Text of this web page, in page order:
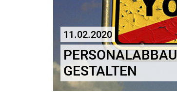
11.02.2020
GESTALTEN